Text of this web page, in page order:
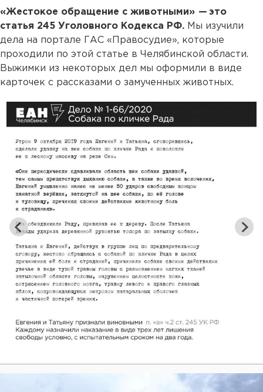
«Жестокое обращение с животными» —это
статья 245 Уголовного Кодекса РФ. Мы изучили
дела на портале ГАС «Правосудие», которые
проходили по этой статье в Челябинской области.
Выжимки из некоторых дел мы оформили в виде
карточек с рассказами о замученных животных.